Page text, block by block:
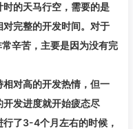
的天马行空，需要的是
完整的开发时间。对于
辛苦，主要是因为没有完
对高的开发热情，但一
发进度就开始疲态尽
了3-4个月左右的时候，